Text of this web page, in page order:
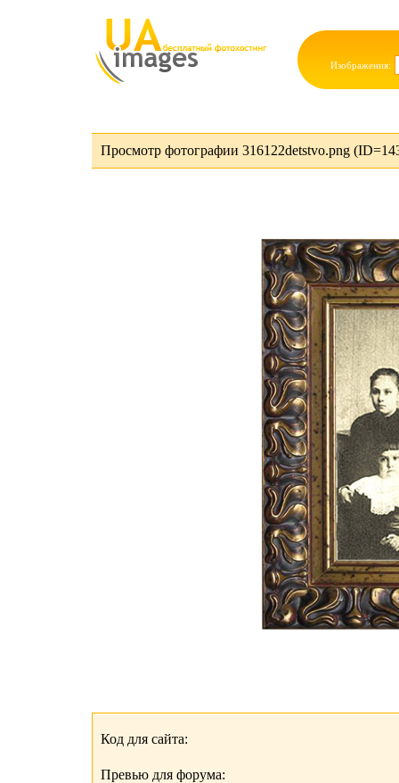
Изображения:
Просмотр фотографии 316122detstvo.png
Код для сайта:
Превью для форума: